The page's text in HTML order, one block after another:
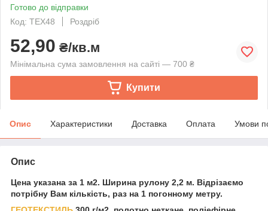
Готово до відправки
Код: TEX48
Роздріб
52,90 ₴/кв.м
Мінімальна сума замовлення на сайті — 700 ₴
Купити
Опис Характеристики Доставка Оплата Умови
Опис
Цена указана за 1 м2. Ширина рулону 2,2 м. Відрізаємо
потрібну Вам кількість, раз на 1 погонному метру.